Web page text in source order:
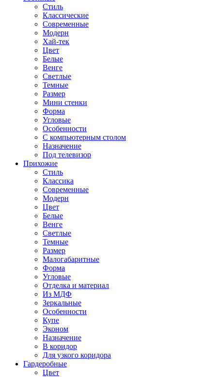
Стиль
Классические
Современные
Модерн
Хай-тек
Цвет
Белые
Венге
Светлые
Темные
Размер
Мини стенки
Форма
Угловые
Особенности
С компьютерным столом
Назначение
Под телевизор
Прихожие
Стиль
Классика
Современные
Модерн
Цвет
Белые
Венге
Светлые
Темные
Размер
Малогабаритные
Форма
Угловые
Отделка и материал
Из МДФ
Зеркальные
Особенности
Купе
Эконом
Назначение
В коридор
Для узкого коридора
Гардеробные
Цвет